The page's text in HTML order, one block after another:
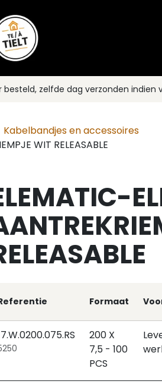
besteld, zelfde dag verzonden indien
Kabelbandjes en accessoires
WIT RELEASABLE
Formaat
200 X
7,5 - 100
PCS